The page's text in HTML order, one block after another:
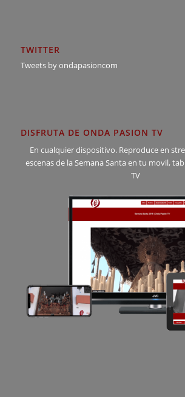
TWITTER
Tweets by ondapasioncom
DISFRUTA DE ONDA PASION TV
En cualquier dispositivo. Reproduce en
escenas de la Semana Santa en tu movil,
TV